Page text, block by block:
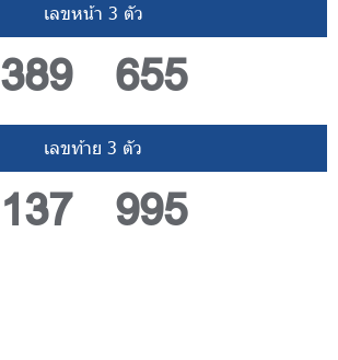
เลขหน้า 3 ตัว
389 655
เลขท้าย 3 ตัว
137 995